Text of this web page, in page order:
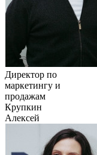
Директор по
маркетингу и
продажам
Крупкин
Алексей